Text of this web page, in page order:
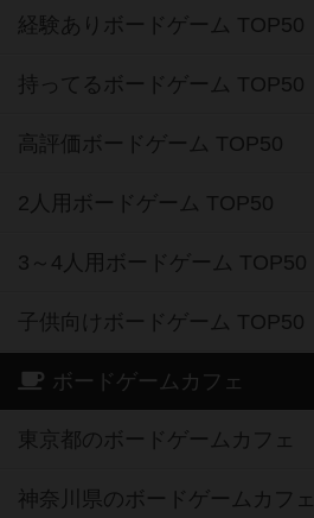
経験ありボードゲーム TOP50
持ってるボードゲーム TOP50
高評価ボードゲーム TOP50
2人用ボードゲーム TOP50
3～4人用ボードゲーム TOP50
子供向けボードゲーム TOP50
ボードゲームカフェ
東京都のボードゲームカフェ
神奈川県のボードゲームカフェ